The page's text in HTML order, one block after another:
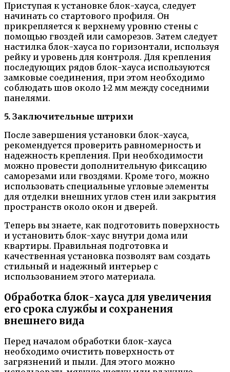
Приступая к установке блок-хауса, следует
начинать со стартового профиля. Он
прикрепляется к верхнему уровню стены с
помощью гвоздей или саморезов. Затем следует
настилка блок-хауса по горизонтали, используя
рейку и уровень для контроля. Для крепления
последующих рядов блок-хауса используются
замковые соединения, при этом необходимо
соблюдать шов около 1-2 мм между соседними
панелями.
5. Заключительные штрихи
После завершения установки блок-хауса,
рекомендуется проверить равномерность и
надежность крепления. При необходимости
можно провести дополнительную фиксацию
саморезами или гвоздями. Кроме того, можно
использовать специальные угловые элементы
для отделки внешних углов стен или закрытия
пространств около окон и дверей.
Теперь вы знаете, как подготовить поверхность
и установить блок-хаус внутри дома или
квартиры. Правильная подготовка и
качественная установка позволят вам создать
стильный и надежный интерьер с
использованием этого материала.
Обработка блок-хауса для увеличения
его срока службы и сохранения
внешнего вида
Перед началом обработки блок-хауса
необходимо очистить поверхность от
загрязнений и пыли. Для этого можно